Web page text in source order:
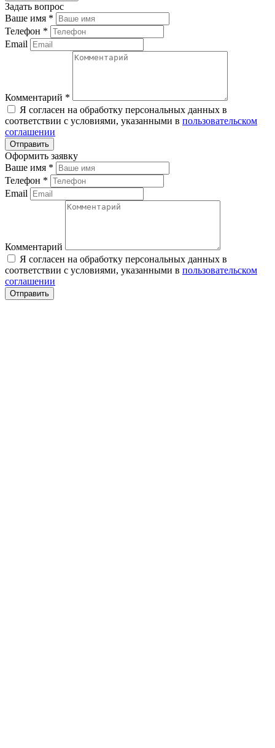
Задать вопрос
Ваше имя *
Телефон *
Email
Комментарий *
Я согласен на обработку персональных данных в
соответствии с условиями, указанными в пользовательском
соглашении
Оформить заявку
Ваше имя *
Телефон *
Email
Комментарий
Я согласен на обработку персональных данных в
соответствии с условиями, указанными в пользовательском
соглашении